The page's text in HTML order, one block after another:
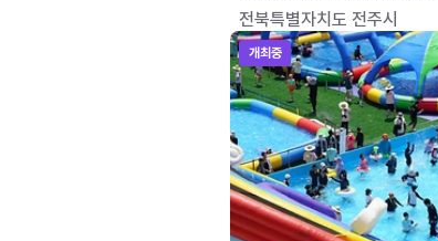
전북특별자치도 전주시
개최중